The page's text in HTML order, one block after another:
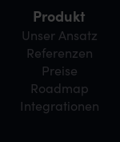
Produkt
Unser Ansatz
Referenzen
Preise
Roadmap
Integrationen